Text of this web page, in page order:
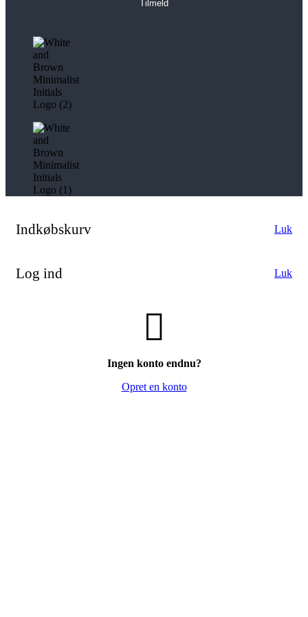
Tilmeld
Indkøbskurv Luk
Log ind Luk
Ingen konto endnu?
Opret en konto